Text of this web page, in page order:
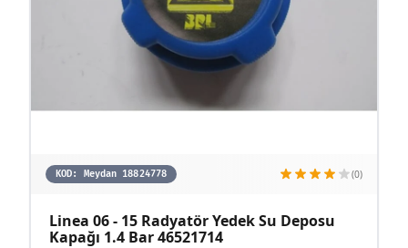
KOD: Meydan 18824778 (0)
Linea 06 - 15 Radyatör Yedek Su Deposu
Kapağı 1.4 Bar 46521714